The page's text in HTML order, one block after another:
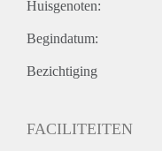
Huisgenoten:
Begindatum:
Bezichtiging
FACILITEITEN